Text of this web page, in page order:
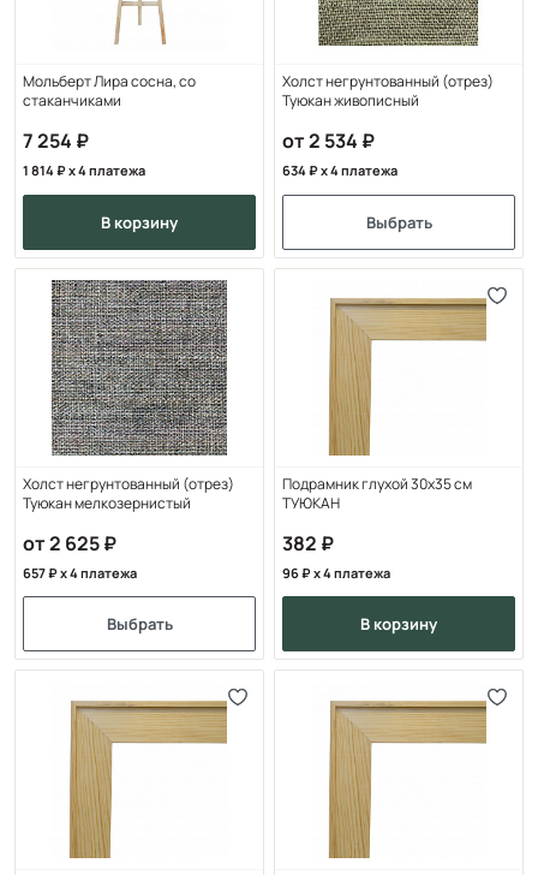
Мольберт Лира сосна, со
стаканчиками
7 254
1 814 x 4 платежа
в корзину
Холст негрунтованный (отрез)
Туюкан живописный
от 2 534
634 x 4 платежа
Выбрать
Холст негрунтованный (отрез)
Туюкан мелкозернистый
от 2 625
657 x 4 платежа
Выбрать
Подрамник глухой 30х35 см
ТУЮКАН
382
96 x 4 платежа
в корзину